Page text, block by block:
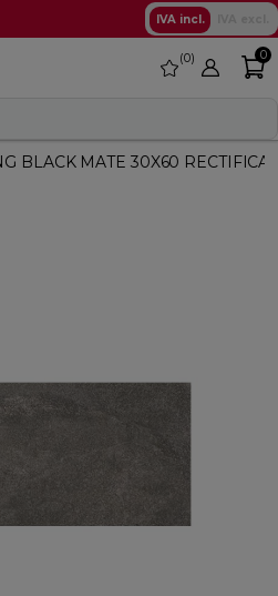
IVA incl.
favorite
0 0
BLACK MATE 30X60